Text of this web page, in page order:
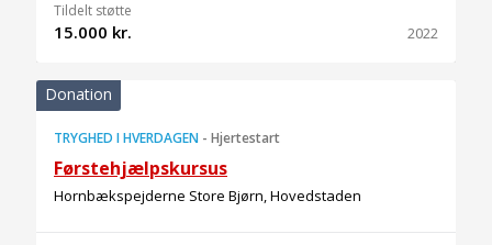
Tildelt støtte
15.000 kr. 2022
Donation
TRYGHED I HVERDAGEN - Hjertestart
Førstehjælpskursus
Hornbækspejderne Store Bjørn, Hovedstaden